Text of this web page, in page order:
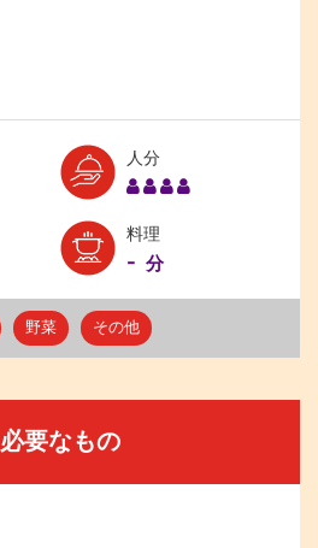
人分Serves:
料理
- 分
野菜 その他
必要なもの